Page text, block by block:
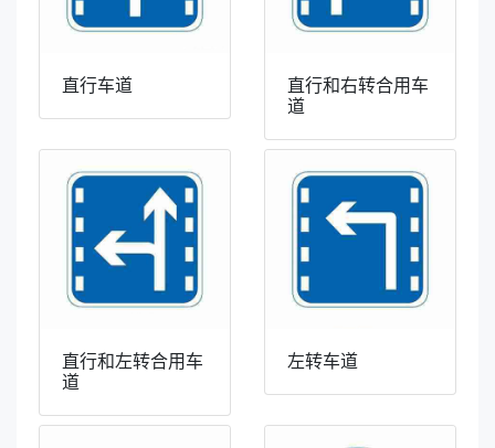
直行车道
直行和右转合用车
道
直行和左转合用车
道
左转车道